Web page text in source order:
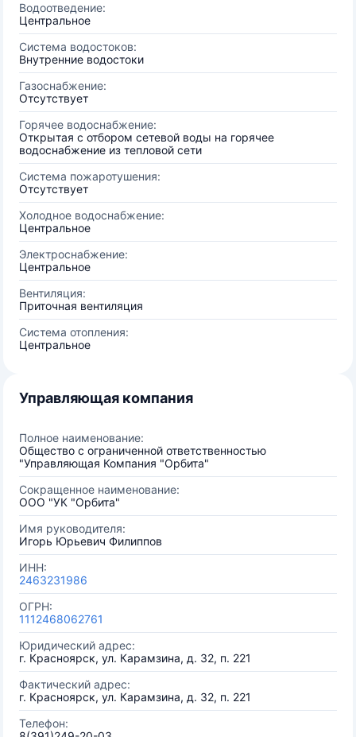
Водоотведение:
Центральное
Система водостоков:
Внутренние водостоки
Газоснабжение:
Отсутствует
Горячее водоснабжение:
Открытая с отбором сетевой воды на горячее
водоснабжение из тепловой сети
Система пожаротушения:
Отсутствует
Холодное водоснабжение:
Центральное
Электроснабжение:
Центральное
Вентиляция:
Приточная вентиляция
Система отопления:
Центральное
Управляющая компания
Полное наименование:
Общество с ограниченной ответственностью
"Управляющая Компания "Орбита"
Сокращенное наименование:
ООО "УК "Орбита"
Имя руководителя:
Игорь Юрьевич Филиппов
ИНН:
2463231986
ОГРН:
1112468062761
Юридический адрес:
г. Красноярск, ул. Карамзина, д. 32, п. 221
Фактический адрес:
г. Красноярск, ул. Карамзина, д. 32, п. 221
Телефон: